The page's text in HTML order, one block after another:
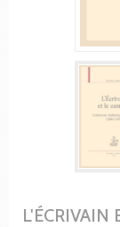
L'ÉCRIVAIN